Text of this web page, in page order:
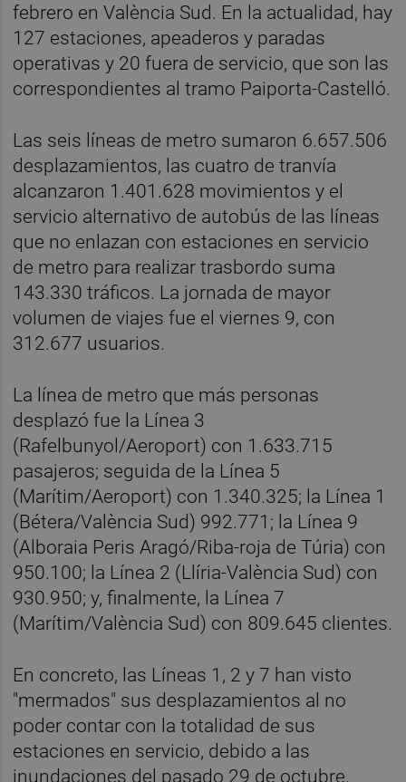
febrero en València Sud. En la actualidad, hay
127 estaciones, apeaderos y paradas
operativas y 20 fuera de servicio, que son las
correspondientes al tramo Paiporta-Castelló.
Las seis líneas de metro sumaron 6.657.506
desplazamientos, las cuatro de tranvía
alcanzaron 1.401.628 movimientos y el
servicio alternativo de autobús de las líneas
que no enlazan con estaciones en servicio
de metro para realizar trasbordo suma
143.330 tráficos. La jornada de mayor
volumen de viajes fue el viernes 9, con
312.677 usuarios.
La línea de metro que más personas
desplazó fue la Línea 3
(Rafelbunyol/Aeroport) con 1.633.715
pasajeros; seguida de la Línea 5
(Marítim/Aeroport) con 1.340.325; la Línea 1
(Bétera/València Sud) 992.771; la Línea 9
(Alboraia Peris Aragó/Riba-roja de Túria) con
950.100; la Línea 2 (Llíria-València Sud) con
930.950; y, finalmente, la Línea 7
(Marítim/València Sud) con 809.645 clientes.
En concreto, las Líneas 1, 2 y 7 han visto
"mermados" sus desplazamientos al no
poder contar con la totalidad de sus
estaciones en servicio, debido a las
inundaciones del pasado 29 de octubre.